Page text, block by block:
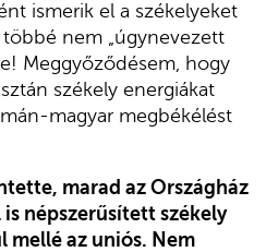
ismerik el a székelyeket
nem „úgynevezett
Meggyőződésem, hogy
székely energiákat
magyar megbékélést
marad az Országház
népszerűsített székely
mellé az uniós. Nem